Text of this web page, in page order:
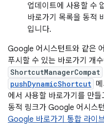
업데이트에 사용할 수
바로가기 목록을 동적
입니다.
Google 어시스턴트와 같은
푸시할 수 있는 바로가기 개
ShortcutManagerCompat
pushDynamicShortcut
에서 사용할 바로가기를 만
동적 링크가 Google 어시스
Google 바로가기 통합 라이